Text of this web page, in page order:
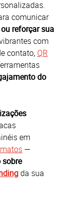
comunicar
reforçar sua
com
contato, QR
do
em
—
sobre
da sua